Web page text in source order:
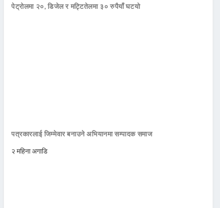
पेट्रोलमा २०, डिजेल र मट्टितेलमा ३० रुपैयाँ घटयो
पत्रकारलाई जिम्मेवार बनाउने अभियानमा सम्पादक समाज
२ महिना अगाडि